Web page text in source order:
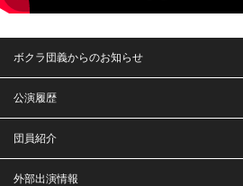
ボクラ団義からのお知らせ
公演履歴
団員紹介
外部出演情報